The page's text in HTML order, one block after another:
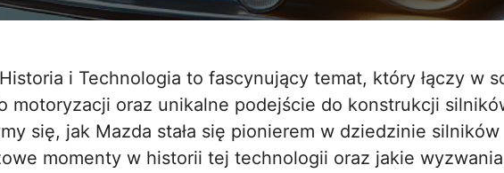
motoryzacji oraz unikalne podejście do konstrukcji
się, jak Mazda stała się pionierem w dziedzinie silników
momenty w historii tej technologii oraz jakie